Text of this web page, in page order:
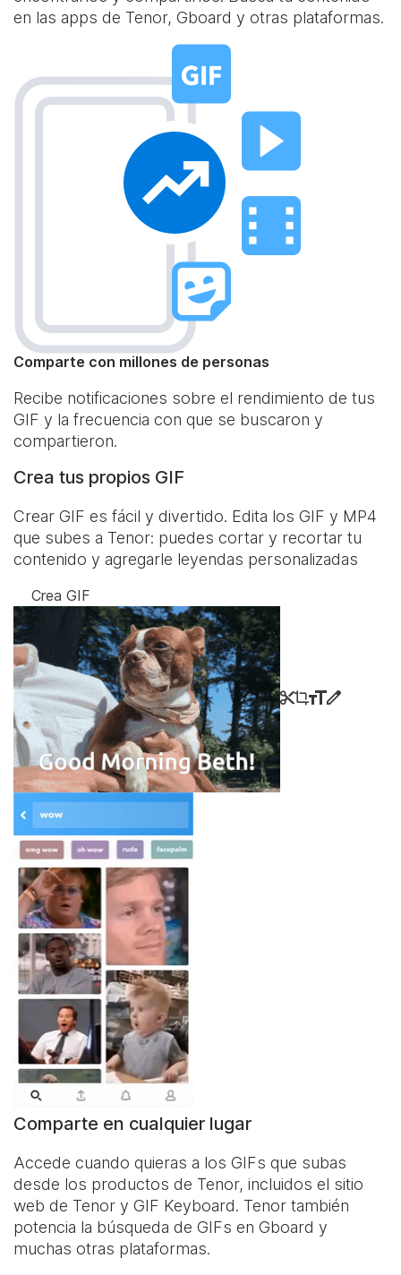
en las apps de Tenor, Gboard y otras plataformas.
Comparte con millones de personas
Recibe notificaciones sobre el rendimiento de tus
GIF y la frecuencia con que se buscaron y
compartieron.
Crea tus propios GIF
Crear GIF es fácil y divertido. Edita los GIF y MP4
que subes a Tenor: puedes cortar y recortar tu
contenido y agregarle leyendas personalizadas
Crea GIF
Comparte en cualquier lugar
Accede cuando quieras a los GIFs que subas
desde los productos de Tenor, incluidos el sitio
web de Tenor y GIF Keyboard. Tenor también
potencia la búsqueda de GIFs en Gboard y
muchas otras plataformas.